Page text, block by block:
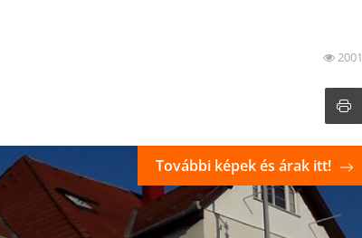
2001
További képek és árak itt!